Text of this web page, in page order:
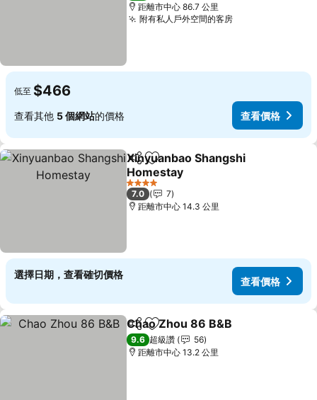
距離市中心 86.7 公里
附有私人戶外空間的客房
低至 $466
查看其他 5 個網站的價格 查看價格
分享 加入我的最愛
Xinyuanbao Shangshi
Homestay
4 星級
7.0
7
距離市中心 14.3 公里
選擇日期，查看確切價格
查看價格
分享 加入我的最愛
Chao Zhou 86 B&B
9.6 超級讚
56
距離市中心 13.2 公里